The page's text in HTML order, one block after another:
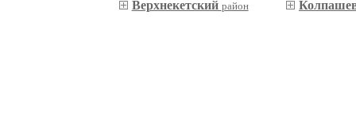
Верхнекетский район